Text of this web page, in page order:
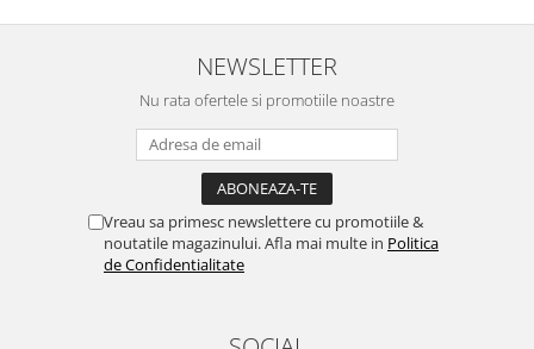
NEWSLETTER
Nu rata ofertele si promotiile noastre
Vreau sa primesc newslettere cu promotiile &
noutatile magazinului. Afla mai multe in Politica
de Confidentialitate